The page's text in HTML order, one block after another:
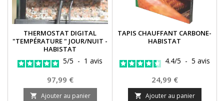
THERMOSTAT DIGITAL
"TEMPÉRATURE " JOUR/NUIT -
HABISTAT
5/5 - 1 avis
Prix
97,99 €
 Ajouter au panier
TAPIS CHAUFFANT CARBONE-
HABISTAT
4.4/5 - 5 avis
Prix
24,99 €
 Ajouter au panier